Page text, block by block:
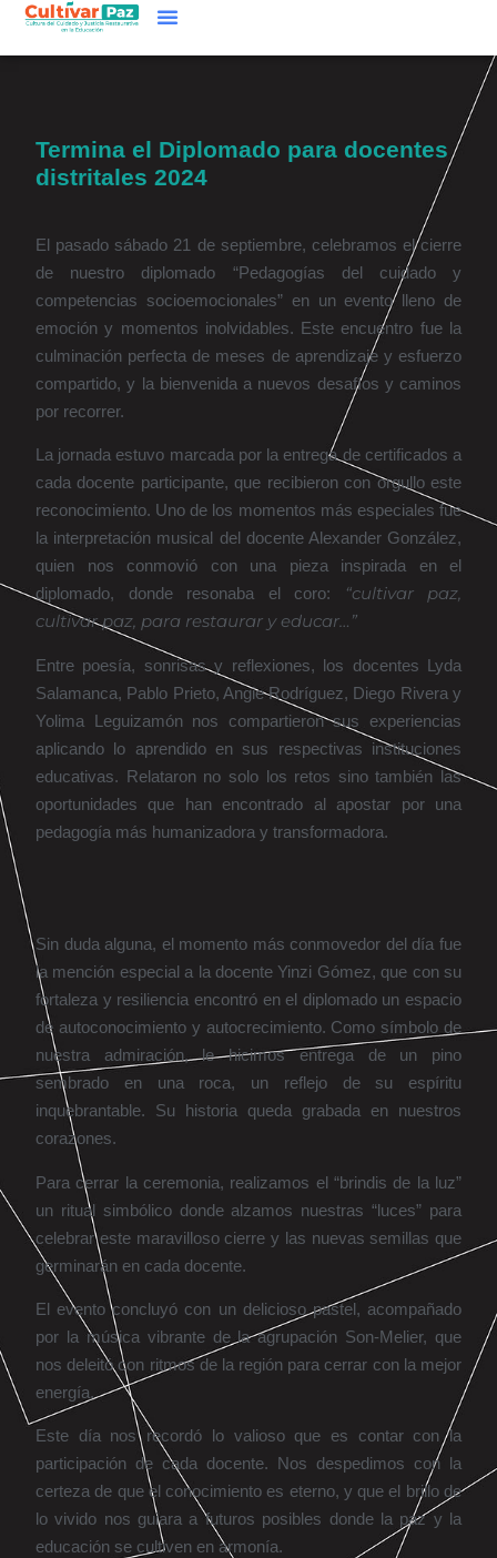
Termina el Diplomado para docentes
distritales 2024
El pasado sábado 21 de septiembre, celebramos el cierre
de nuestro diplomado “Pedagogías del cuidado y
competencias socioemocionales” en un evento lleno de
emoción y momentos inolvidables. Este encuentro fue la
culminación perfecta de meses de aprendizaje y esfuerzo
compartido, y la bienvenida a nuevos desafíos y caminos
por recorrer.
La jornada estuvo marcada por la entrega de certificados a
cada docente participante, que recibieron con orgullo este
reconocimiento. Uno de los momentos más especiales fue
la interpretación musical del docente Alexander González,
quien nos conmovió con una pieza inspirada en el
diplomado, donde resonaba el coro:
“cultivar paz,
cultivar paz, para restaurar y educar…”
Entre poesía, sonrisas y reflexiones, los docentes Lyda
Salamanca, Pablo Prieto, Angie Rodríguez, Diego Rivera y
Yolima Leguizamón nos compartieron sus experiencias
aplicando lo aprendido en sus respectivas instituciones
educativas. Relataron no solo los retos sino también las
oportunidades que han encontrado al apostar por una
pedagogía más humanizadora y transformadora.
Sin duda alguna, el momento más conmovedor del día fue
la mención especial a la docente Yinzi Gómez, que con su
fortaleza y resiliencia encontró en el diplomado un espacio
de autoconocimiento y autocrecimiento. Como símbolo de
nuestra admiración, le hicimos entrega de un pino
sembrado en una roca, un reflejo de su espíritu
inquebrantable. Su historia queda grabada en nuestros
corazones.
Para cerrar la ceremonia, realizamos el “brindis de la luz”
un ritual simbólico donde alzamos nuestras “luces” para
celebrar este maravilloso cierre y las nuevas semillas que
germinarán en cada docente.
El evento concluyó con un delicioso pastel, acompañado
por la música vibrante de la agrupación Son-Melier, que
nos deleitó con ritmos de la región para cerrar con la mejor
energía.
Este día nos recordó lo valioso que es contar con la
participación de cada docente. Nos despedimos con la
certeza de que el conocimiento es eterno, y que el brillo de
lo vivido nos guiara a futuros posibles donde la paz y la
educación se cultiven en armonía.